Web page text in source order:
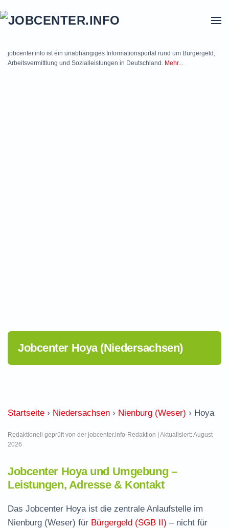
jobcenter.info ist ein unabhängiges Informationsportal rund um Bürgergeld,
Arbeitsvermittlung und Sozialleistungen in Deutschland. Mehr...
Jobcenter Hoya (Niedersachsen)
Startseite › Niedersachsen › Nienburg (Weser) › Hoya
Redaktionell geprüft von der jobcenter.info-Redaktion | Aktualisiert: August
2026
Jobcenter Hoya und Umgebung –
Leistungen, Adresse & Kontakt
Das Jobcenter Hoya ist die zentrale Anlaufstelle im
Nienburg (Weser) für Bürgergeld (SGB II) – nicht für